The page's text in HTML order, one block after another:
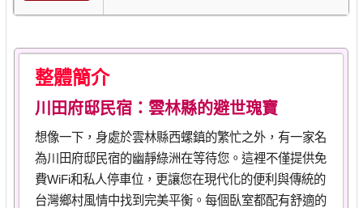
整體簡介
川田府邸民宿：雲林縣的避世瑰寶
想像一下，身處於雲林縣西螺鎮的繁忙之外，有一家名
為川田府邸民宿的幽靜綠洲在等待您。這裡不僅提供免
費WiFi和私人停車位，更讓您在現代化的便利與傳統的
台灣鄉村風情中找到完美平衡。每個臥室都配有舒適的